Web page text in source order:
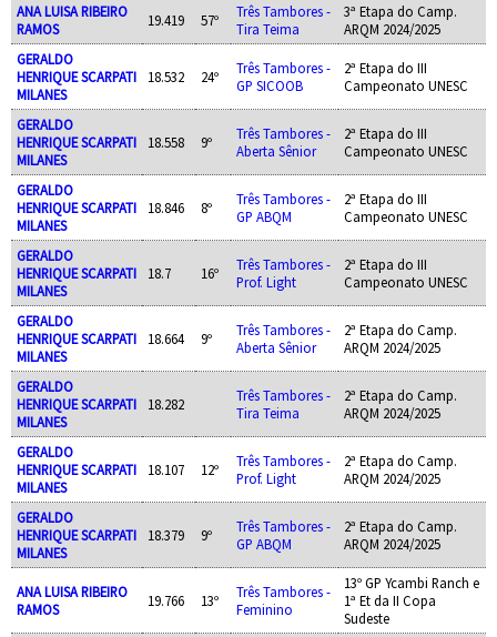
ANA LUISA RIBEIRO
RAMOS
19.419 57º
Três Tambores -
Tira Teima
3ª Etapa do Camp.
ARQM 2024/2025
GERALDO
HENRIQUE SCARPATI
MILANES
18.532 24º
Três Tambores -
GP SICOOB
2ª Etapa do III
Campeonato UNESC
GERALDO
HENRIQUE SCARPATI
MILANES
18.558 9º
Três Tambores -
Aberta Sênior
2ª Etapa do III
Campeonato UNESC
GERALDO
HENRIQUE SCARPATI
MILANES
18.846 8º
Três Tambores -
GP ABQM
2ª Etapa do III
Campeonato UNESC
GERALDO
HENRIQUE SCARPATI
MILANES
18.7 16º
Três Tambores -
Prof. Light
2ª Etapa do III
Campeonato UNESC
GERALDO
HENRIQUE SCARPATI
MILANES
18.664 9º
Três Tambores -
Aberta Sênior
2ª Etapa do Camp.
ARQM 2024/2025
GERALDO
HENRIQUE SCARPATI
MILANES
18.282
Três Tambores -
Tira Teima
2ª Etapa do Camp.
ARQM 2024/2025
GERALDO
HENRIQUE SCARPATI
MILANES
18.107 12º
Três Tambores -
Prof. Light
2ª Etapa do Camp.
ARQM 2024/2025
GERALDO
HENRIQUE SCARPATI
MILANES
18.379 9º
Três Tambores -
GP ABQM
2ª Etapa do Camp.
ARQM 2024/2025
ANA LUISA RIBEIRO
RAMOS
19.766 13º
Três Tambores -
Feminino
13º GP Ycambi Ranch e
1ª Et da II Copa
Sudeste